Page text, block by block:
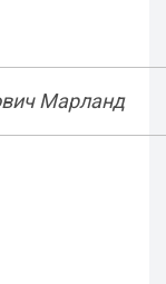
Марланд